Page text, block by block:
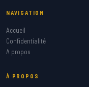
NAVIGATION
Accueil
Confidentialité
A propos
À PROPOS